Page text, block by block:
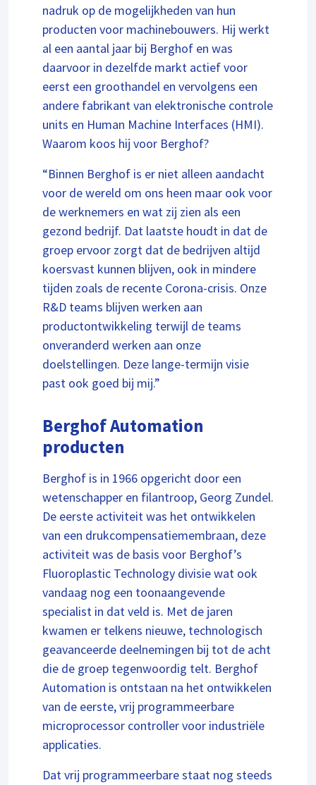
nadruk op de mogelijkheden van hun
producten voor machinebouwers. Hij werkt
al een aantal jaar bij Berghof en was
daarvoor in dezelfde markt actief voor
eerst een groothandel en vervolgens een
andere fabrikant van elektronische controle
units en Human Machine Interfaces (HMI).
Waarom koos hij voor Berghof?
“Binnen Berghof is er niet alleen aandacht
voor de wereld om ons heen maar ook voor
de werknemers en wat zij zien als een
gezond bedrijf. Dat laatste houdt in dat de
groep ervoor zorgt dat de bedrijven altijd
koersvast kunnen blijven, ook in mindere
tijden zoals de recente Corona-crisis. Onze
R&D teams blijven werken aan
productontwikkeling terwijl de teams
onveranderd werken aan onze
doelstellingen. Deze lange-termijn visie
past ook goed bij mij.”
Berghof Automation
producten
Berghof is in 1966 opgericht door een
wetenschapper en filantroop, Georg Zundel.
De eerste activiteit was het ontwikkelen
van een drukcompensatiemembraan, deze
activiteit was de basis voor Berghof’s
Fluoroplastic Technology divisie wat ook
vandaag nog een toonaangevende
specialist in dat veld is. Met de jaren
kwamen er telkens nieuwe, technologisch
geavanceerde deelnemingen bij tot de acht
die de groep tegenwoordig telt. Berghof
Automation is ontstaan na het ontwikkelen
van de eerste, vrij programmeerbare
microprocessor controller voor industriële
applicaties.
Dat vrij programmeerbare staat nog steeds